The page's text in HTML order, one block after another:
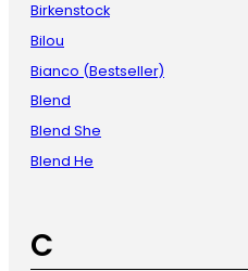
Birkenstock
Bilou
Bianco (Bestseller)
Blend
Blend She
Blend He
C